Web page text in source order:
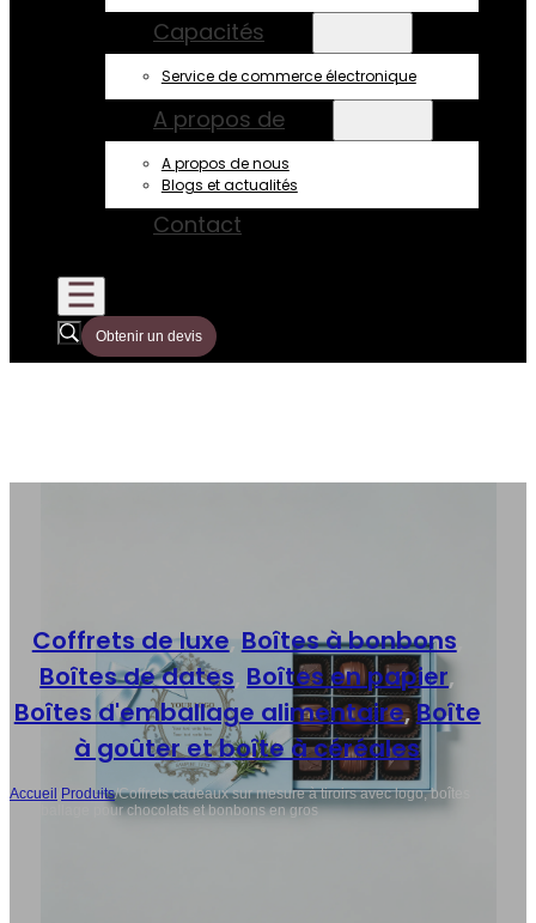
Capacités
Service de commerce électronique
A propos de
A propos de nous
Blogs et actualités
Contact
Obtenir un devis
Coffrets de luxe, Boîtes à bonbons
Boîtes de dates, Boîtes en papier,
Boîtes d'emballage alimentaire,Boîte
à goûter et boîte à céréales
Accueil Produits/Coffrets cadeaux sur mesure à tiroirs avec logo, boîtes
d'emballage pour chocolats et bonbons en gros